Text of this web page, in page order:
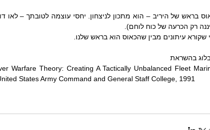
רק הכרעה של כוח לוחם).
שקורא עיתונים מבין שהכאוס הוא בראש שלנו.
בהשראת
Warfare Theory: Creating A Tactically Unbalanced Fleet
States Army Command and General Staff College, 1991